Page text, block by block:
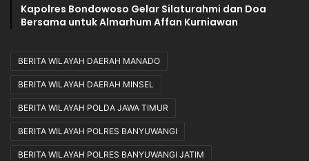
Kapolres Bondowoso Gelar Silaturahmi dan Doa
Bersama untuk Almarhum Affan Kurniawan
BERITA WILAYAH DAERAH MANADO
BERITA WILAYAH DAERAH MINSEL
BERITA WILAYAH POLDA JAWA TIMUR
BERITA WILAYAH POLRES BANYUWANGI
BERITA WILAYAH POLRES BANYUWANGI JATIM